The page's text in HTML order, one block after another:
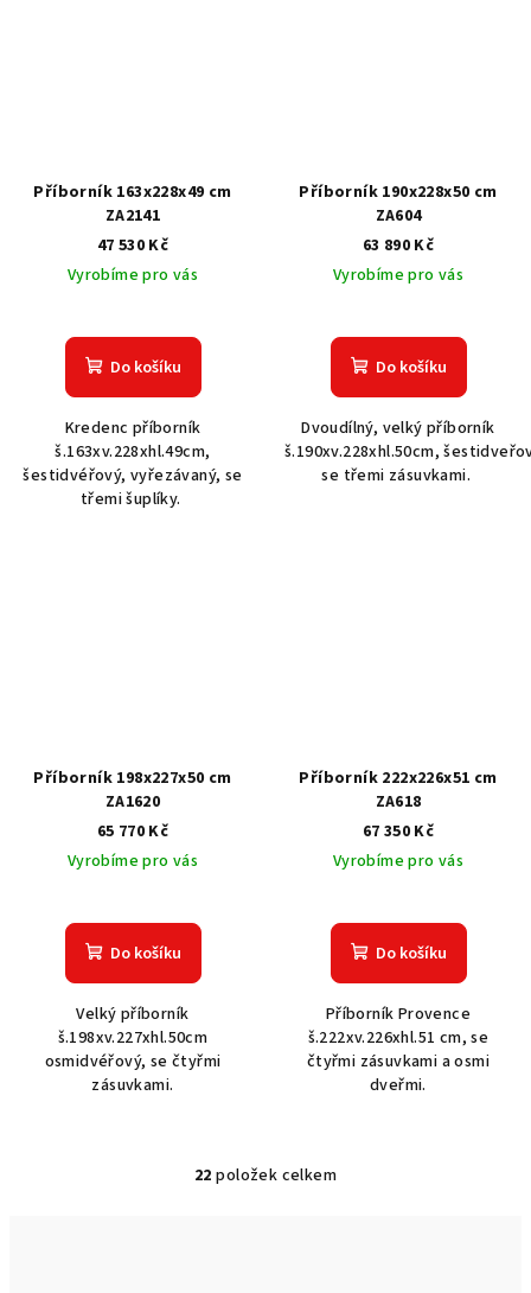
Příborník 163x228x49 cm
ZA2141
47 530 Kč
Vyrobíme pro vás
Do košíku
Kredenc příborník
š.163xv.228xhl.49cm,
šestidvéřový, vyřezávaný, se
třemi šuplíky.
Příborník 190x228x50 cm
ZA604
63 890 Kč
Vyrobíme pro vás
Do košíku
Dvoudílný, velký příborník
š.190xv.228xhl.50cm,
se třemi zásuvkami.
Příborník 198x227x50 cm
ZA1620
65 770 Kč
Vyrobíme pro vás
Do košíku
Velký příborník
š.198xv.227xhl.50cm
osmidvéřový, se čtyřmi
zásuvkami.
Příborník 222x226x51 cm
ZA618
67 350 Kč
Vyrobíme pro vás
Do košíku
Příborník Provence
š.222xv.226xhl.51 cm, se
čtyřmi zásuvkami a osmi
dveřmi.
O
22 položek celkem